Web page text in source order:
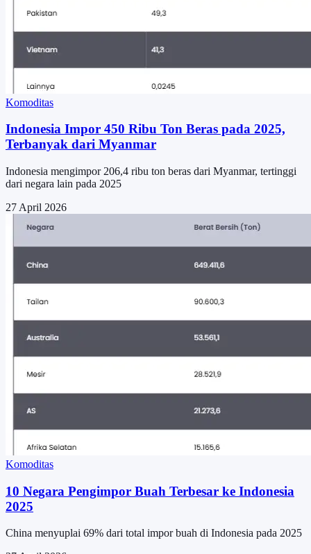
Komoditas
Indonesia Impor 450 Ribu Ton Beras pada 2025,
Terbanyak dari Myanmar
Indonesia mengimpor 206,4 ribu ton beras dari Myanmar, tertinggi
dari negara lain pada 2025
27 April 2026
Komoditas
10 Negara Pengimpor Buah Terbesar ke Indonesia
2025
China menyuplai 69% dari total impor buah di Indonesia pada 2025